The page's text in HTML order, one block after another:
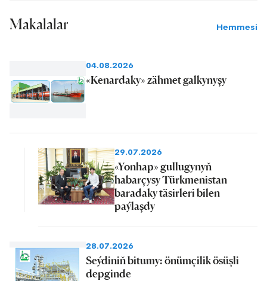
Makalalar Hemmesi
04.08.2026
«Kenardaky» zähmet galkynyşy
29.07.2026
«Yonhap» gullugynyň
habarçysy Türkmenistan
baradaky täsirleri bilen
paýlaşdy
28.07.2026
Seýdiniň bitumy: önümçilik ösüşli
depginde